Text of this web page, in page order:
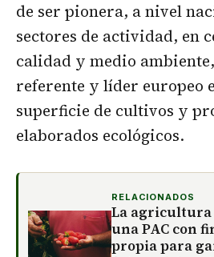
de ser pionera, a nivel
sectores de actividad, en
calidad y medio
referente y líder europeo
superficie de cultivos y
elaborados ecológicos.
RELACIONADOS
La agricultura
una PAC con
propia para